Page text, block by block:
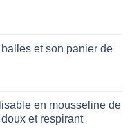
et son panier de
en mousseline de
et respirant